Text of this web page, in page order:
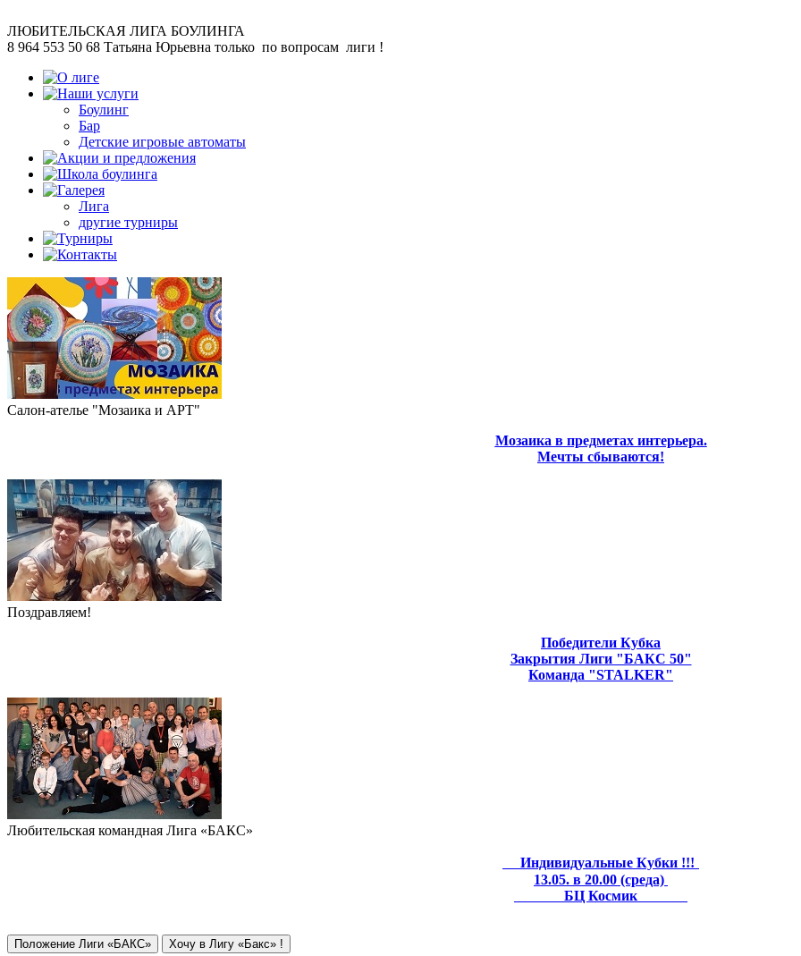
ЛЮБИТЕЛЬСКАЯ ЛИГА БОУЛИНГА
8 964 553 50 68 Татьяна Юрьевна только по вопросам лиги !
Боулинг
Бар
Детские игровые автоматы
Лига
другие турниры
Салон-ателье "Мозаика и АРТ"
Мозаика в предметах интерьера.
Мечты сбываются!
Поздравляем!
Победители Кубка
Закрытия Лиги "БАКС 50"
Команда "STALKER"
Любительская командная Лига «БАКС»
Индивидуальные Кубки !!!
13.05. в 20.00 (среда)
БЦ Космик
Положение Лиги «БАКС» Хочу в Лигу «Бакс» !